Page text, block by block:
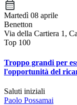
Martedì 08 aprile
Benetton
Via della Cartiera 1,
Top 100
Troppo grandi per
l'opportunità del
Saluti iniziali
Paolo Possamai